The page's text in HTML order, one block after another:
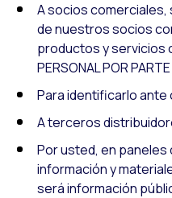
A socios
de nuestros socios
productos y servicios
PERSONAL POR
Para identificarlo ante
A terceros
Por usted, en
información y
será información